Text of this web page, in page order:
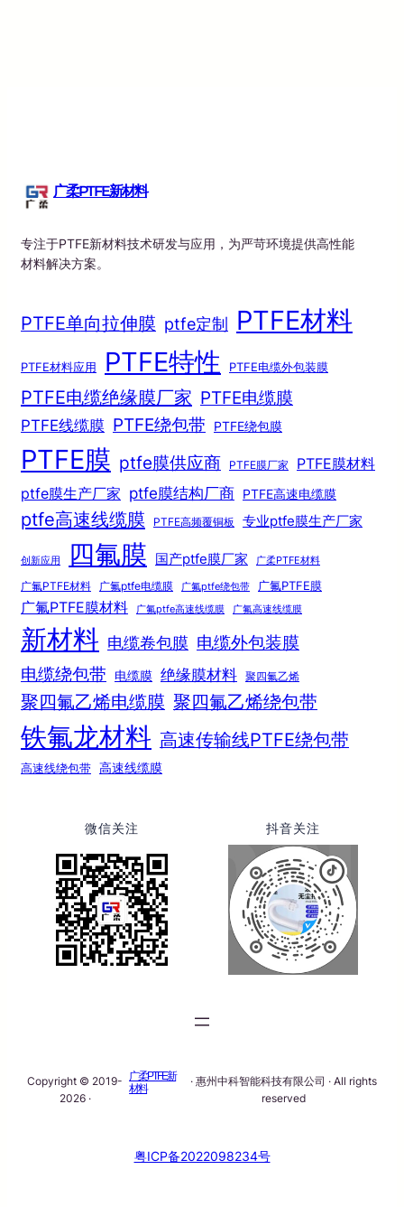
广柔PTFE新材料
专注于PTFE新材料技术研发与应用，为严苛环境提供高性能
材料解决方案。
PTFE单向拉伸膜 ptfe定制 PTFE材料
PTFE材料应用 PTFE特性 PTFE电缆外包装膜
PTFE电缆绝缘膜厂家 PTFE电缆膜
PTFE线缆膜 PTFE绕包带 PTFE绕包膜
PTFE膜 ptfe膜供应商 PTFE膜厂家 PTFE膜材料
ptfe膜生产厂家 ptfe膜结构厂商 PTFE高速电缆膜
ptfe高速线缆膜 PTFE高频覆铜板 专业ptfe膜生产厂家
创新应用 四氟膜 国产ptfe膜厂家 广柔PTFE材料
广氟PTFE材料 广氟ptfe电缆膜 广氟ptfe绕包带 广氟PTFE膜
广氟PTFE膜材料 广氟ptfe高速线缆膜 广氟高速线缆膜
新材料 电缆卷包膜 电缆外包装膜
电缆绕包带 电缆膜 绝缘膜材料 聚四氟乙烯
聚四氟乙烯电缆膜 聚四氟乙烯绕包带
铁氟龙材料 高速传输线PTFE绕包带
高速线绕包带 高速线缆膜
微信关注 抖音关注
Copyright © 2019-
2026 ·
广柔PTFE新
材料
· 惠州中科智能科技有限公司 · All rights
reserved
粤ICP备2022098234号